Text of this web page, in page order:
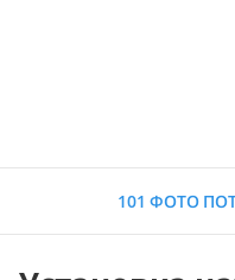
101 ФОТО